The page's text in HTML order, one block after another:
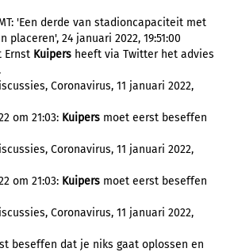
'Een derde van stadioncapaciteit met
24 januari 2022, 19:51:00
Ernst Kuipers heeft via Twitter het advies
Coronavirus, 11 januari 2022,
om 21:03: Kuipers moet eerst beseffen
Coronavirus, 11 januari 2022,
om 21:03: Kuipers moet eerst beseffen
Coronavirus, 11 januari 2022,
beseffen dat je niks gaat oplossen en